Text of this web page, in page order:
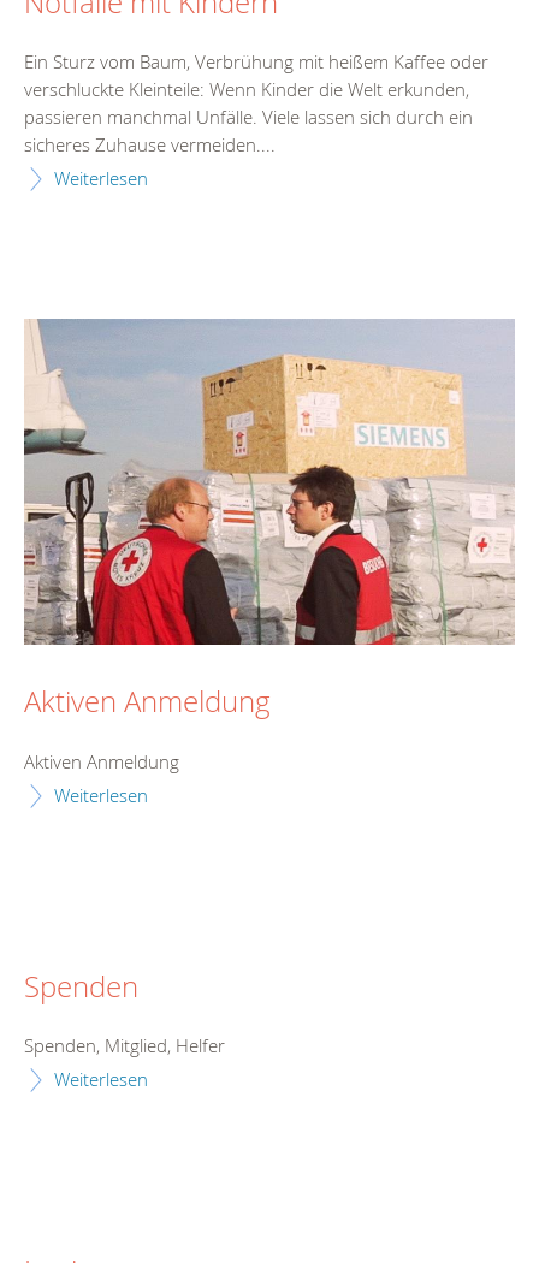
Ein Sturz vom Baum, Verbrühung mit heißem Kaffee oder
verschluckte Kleinteile: Wenn Kinder die Welt erkunden,
passieren manchmal Unfälle. Viele lassen sich durch ein
sicheres Zuhause vermeiden....
Weiterlesen
Aktiven Anmeldung
Aktiven Anmeldung
Weiterlesen
Spenden
Spenden, Mitglied, Helfer
Weiterlesen